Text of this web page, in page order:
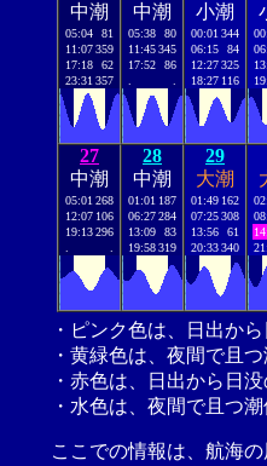
中潮
05:04
81
11:07359
17:18
62
23:31 357
中潮
05:38
80
11:45345
17:52
86
小潮
00:01 344
06:15
84
12:27325
18:27 116
27
中潮
05:01 268
12:07 106
19:13296
28
中潮
01:01 187
06:27284
13:09
83
19:58319
29
大潮
01:49 162
07:25308
13:56
61
20:33340
・ピンク色は、日出か
・黄緑色は、夜間で且
・赤色は、日出から日
・水色は、夜間で且つ
ここでの情報は、航海